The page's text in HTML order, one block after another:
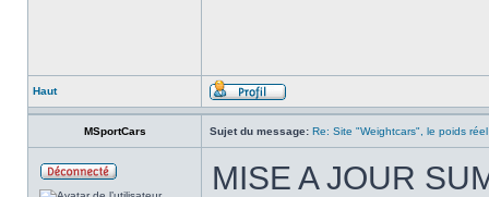
Haut
MSportCars Sujet du message: Re: Site "Weightcars", le poids
MISE A JOUR